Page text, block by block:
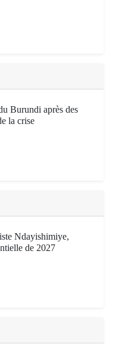
Burundi après des
la crise
Ndayishimiye,
de 2027